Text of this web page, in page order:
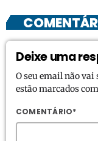
Deixe uma
O seu email não
estão marcados
COMENTÁRIO*